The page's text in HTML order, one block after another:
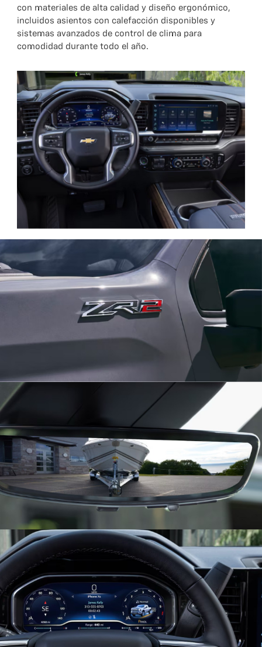
con materiales de alta calidad y diseño ergonómico,
incluidos asientos con calefacción disponibles y
sistemas avanzados de control de clima para
comodidad durante todo el año.